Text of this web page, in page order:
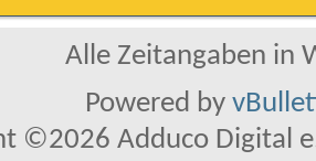
Alle Zeitangaben in
Powered by
©2026 Adduco Digital